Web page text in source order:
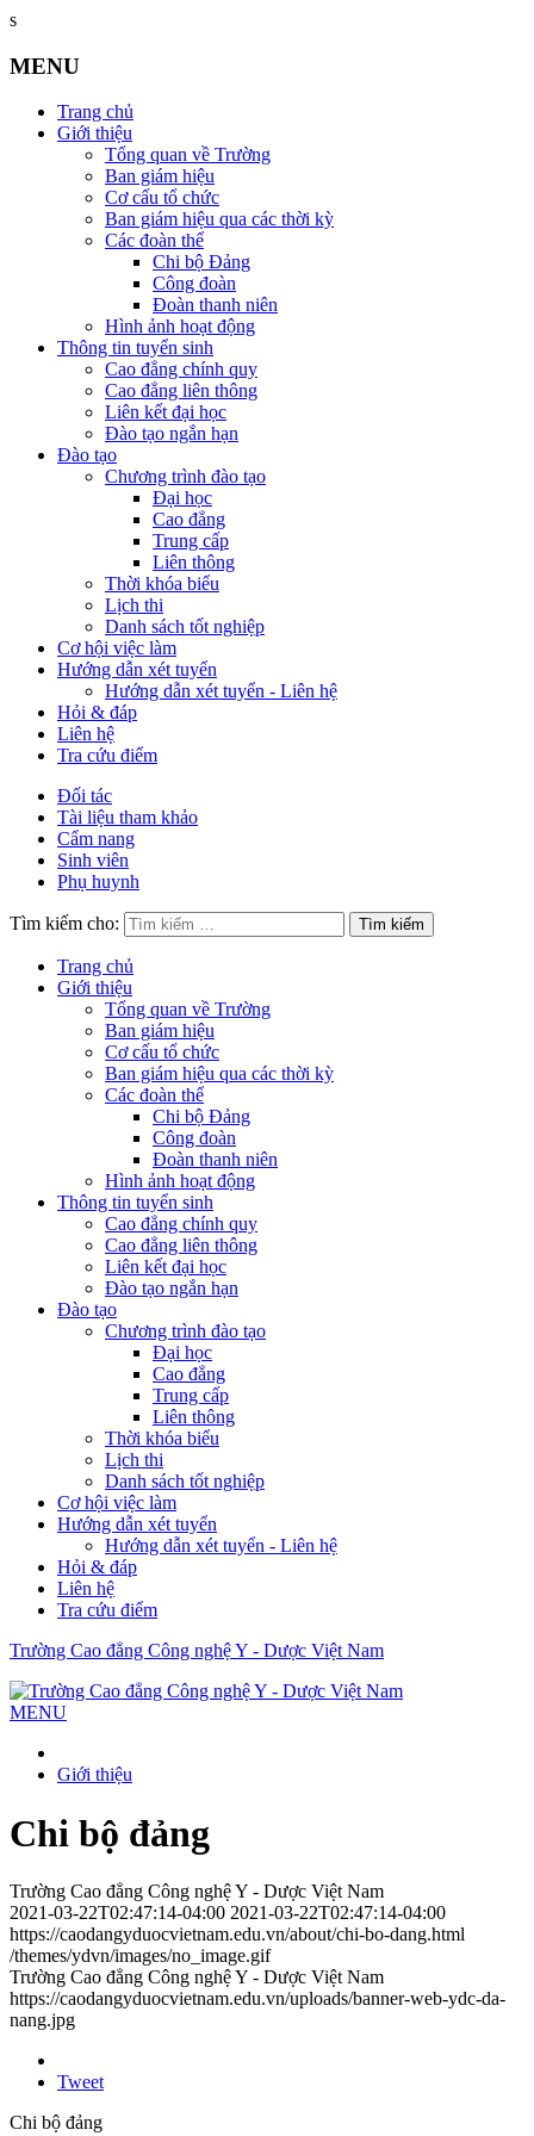
s
MENU
Trang chủ
Giới thiệu
Tổng quan về Trường
Ban giám hiệu
Cơ cấu tổ chức
Ban giám hiệu qua các thời kỳ
Các đoàn thể
Chi bộ Đảng
Công đoàn
Đoàn thanh niên
Hình ảnh hoạt động
Thông tin tuyển sinh
Cao đẳng chính quy
Cao đẳng liên thông
Liên kết đại học
Đào tạo ngắn hạn
Đào tạo
Chương trình đào tạo
Đại học
Cao đẳng
Trung cấp
Liên thông
Thời khóa biểu
Lịch thi
Danh sách tốt nghiệp
Cơ hội việc làm
Hướng dẫn xét tuyển
Hướng dẫn xét tuyển - Liên hệ
Hỏi & đáp
Liên hệ
Tra cứu điểm
Đối tác
Tài liệu tham khảo
Cẩm nang
Sinh viên
Phụ huynh
Tìm kiếm cho:
Trang chủ
Giới thiệu
Tổng quan về Trường
Ban giám hiệu
Cơ cấu tổ chức
Ban giám hiệu qua các thời kỳ
Các đoàn thể
Chi bộ Đảng
Công đoàn
Đoàn thanh niên
Hình ảnh hoạt động
Thông tin tuyển sinh
Cao đẳng chính quy
Cao đẳng liên thông
Liên kết đại học
Đào tạo ngắn hạn
Đào tạo
Chương trình đào tạo
Đại học
Cao đẳng
Trung cấp
Liên thông
Thời khóa biểu
Lịch thi
Danh sách tốt nghiệp
Cơ hội việc làm
Hướng dẫn xét tuyển
Hướng dẫn xét tuyển - Liên hệ
Hỏi & đáp
Liên hệ
Tra cứu điểm
Trường Cao đẳng Công nghệ Y - Dược Việt Nam
MENU
Giới thiệu
Chi bộ đảng
Trường Cao đẳng Công nghệ Y - Dược Việt Nam
2021-03-22T02:47:14-04:00 2021-03-22T02:47:14-04:00
https://caodangyduocvietnam.edu.vn/about/chi-bo-dang.html
/themes/ydvn/images/no_image.gif
Trường Cao đẳng Công nghệ Y - Dược Việt Nam
https://caodangyduocvietnam.edu.vn/uploads/banner-web-ydc-da-
nang.jpg
Tweet
Chi bộ đảng